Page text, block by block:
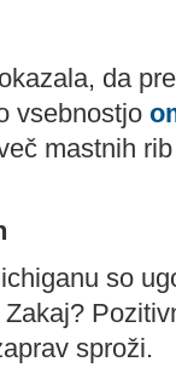
da
vsebnostjo
mastnih
so
sproži.